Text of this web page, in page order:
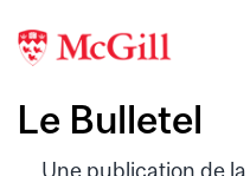
Le Bulletel
Une publication de la